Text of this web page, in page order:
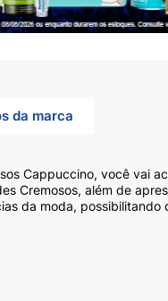
da marca
Cappuccino, você vai
Cremosos, além de
da moda, possibilitando
aonde quer que você vá.
o Esmalte Risqué
duração e viva a beleza